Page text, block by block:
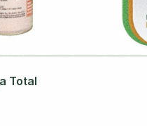
Total